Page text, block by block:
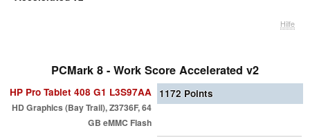
Hilfe
PCMark 8 - Work Score Accelerated v2
HP Pro Tablet 408 G1 L3S97AA
HD Graphics (Bay Trail), Z3736F, 64
GB eMMC Flash
1172 Points